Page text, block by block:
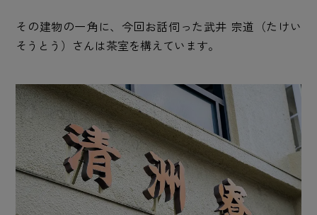
その建物の一角に、今回お話伺った武井 宗道（たけい
そうとう）さんは茶室を構えています。